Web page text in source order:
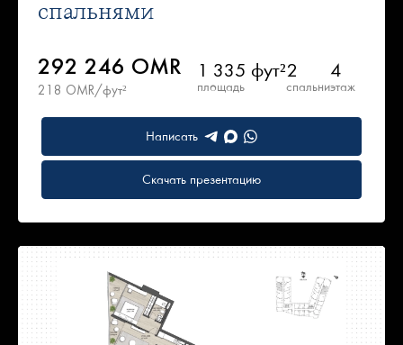
спальнями
292 246 OMR
218 OMR/фут²
1 335 фут²
площадь
2
спальни
4
этаж
Написать
Скачать презентацию